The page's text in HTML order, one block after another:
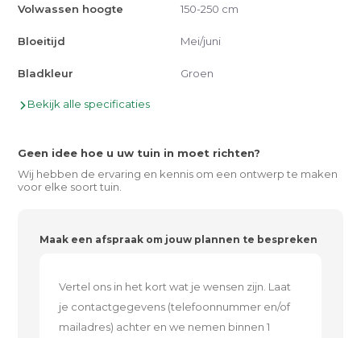
Volwassen hoogte 150-250 cm
Bloeitijd Mei/juni
Bladkleur Groen
Bekijk alle specificaties
Geen idee hoe u uw tuin in moet richten?
Wij hebben de ervaring en kennis om een ontwerp te maken
voor elke soort tuin.
Maak een afspraak om jouw plannen te bespreken